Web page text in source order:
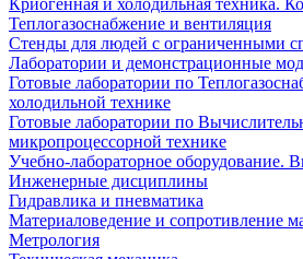
Криогенная и холодильная техника.
Теплогазоснабжение и вентиляция
Стенды для людей с ограниченными
Лаборатории и демонстрационные
Готовые лаборатории по
холодильной технике
Готовые лаборатории по
микропроцессорной технике
Учебно-лабораторное оборудование.
Инженерные дисциплины
Гидравлика и пневматика
Материаловедение и сопротивление
Метрология